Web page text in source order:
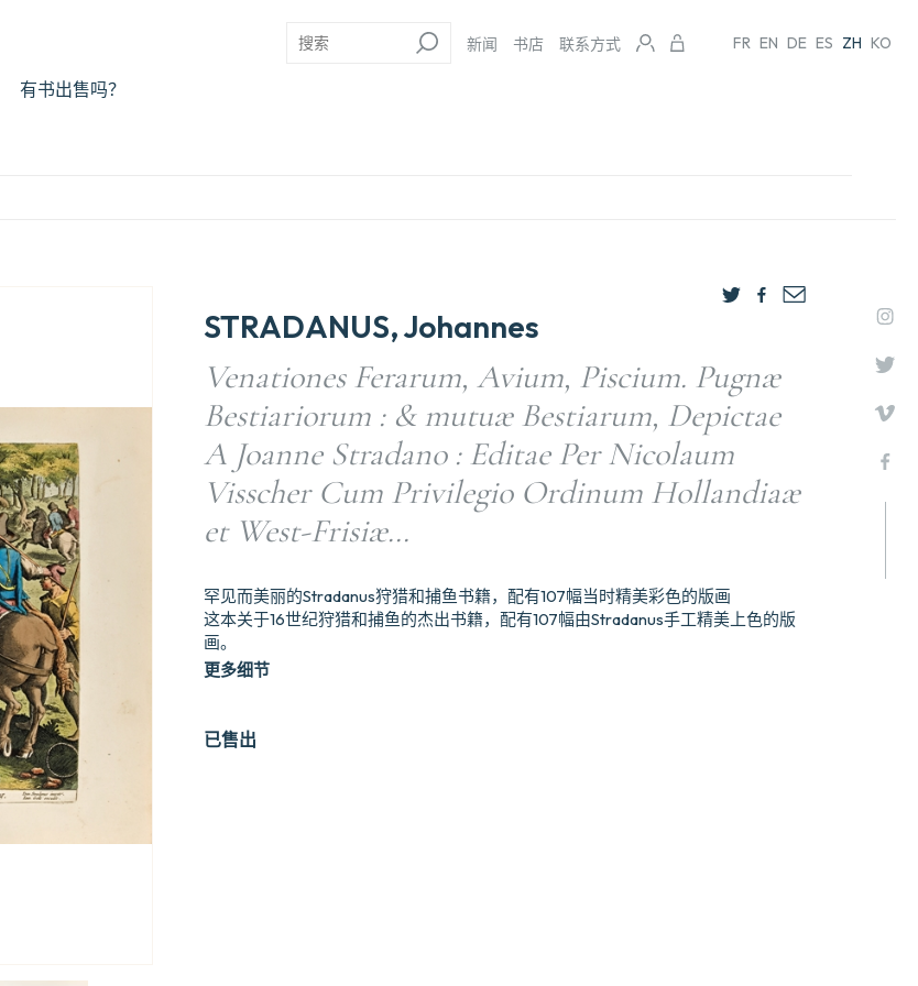
有书出售吗？
新闻 书店 联系方式 FR EN DE ES ZH KO
STRADANUS, Johannes
Venationes Ferarum, Avium, Piscium. Pugnæ
Bestiariorum : & mutuæ Bestiarum, Depictae
A Joanne Stradano : Editae Per Nicolaum
Visscher Cum Privilegio Ordinum Hollandiaæ
et West-Frisiæ…
已售出
罕见而美丽的Stradanus狩猎和捕鱼书籍，配有107幅当时精美彩色的版画
这本关于16世纪狩猎和捕鱼的杰出书籍，配有107幅由Stradanus手工精美上色的版
画。
更多细节